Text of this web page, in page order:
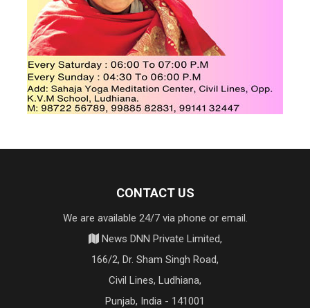
CONTACT US
We are available 24/7 via phone or email.
News DNN Private Limited,
166/2, Dr. Sham Singh Road,
Civil Lines, Ludhiana,
Punjab, India - 141001